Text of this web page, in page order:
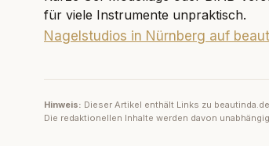
für viele Instrumente unpraktisch.
Nagelstudios in Nürnberg auf
Hinweis: Dieser Artikel enthält Links zu
Die redaktionellen Inhalte werden davon